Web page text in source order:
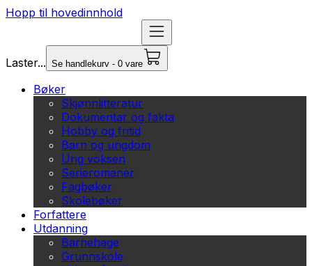
Hopp til hovedinnhold
Laster... Se handlekurv - 0 vare
Bøker
Skjønnlitteratur
Dokumentar og fakta
Hobby og fritid
Barn og ungdom
Ung voksen
Serieromaner
Fagbøker
Skolebøker
Forfattere
Utdanning
Barnehage
Grunnskole